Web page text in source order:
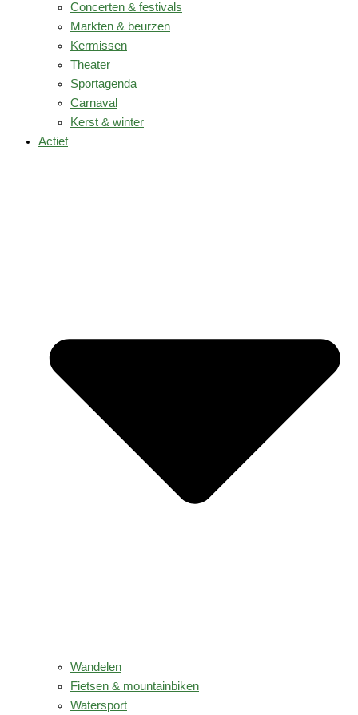
Concerten & festivals
Markten & beurzen
Kermissen
Theater
Sportagenda
Carnaval
Kerst & winter
Actief
Wandelen
Fietsen & mountainbiken
Watersport